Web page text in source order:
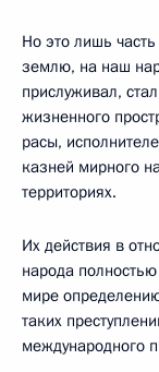
Но это лишь
землю, на наш
прислуживал,
жизненного
расы,
казней мирного
территориях.
Их действия в
народа
мире
таких
международного